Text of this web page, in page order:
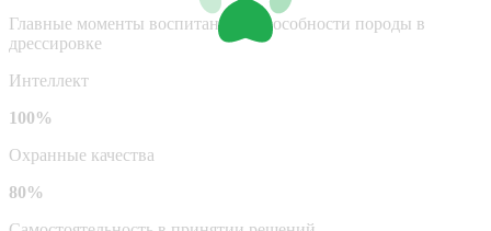
Главные моменты воспитания и способности породы в
дрессировке
Интеллект
100%
Охранные качества
80%